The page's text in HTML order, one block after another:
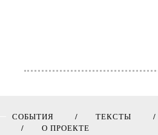
СОБЫТИЯ ТЕКСТЫ
О ПРОЕКТЕ